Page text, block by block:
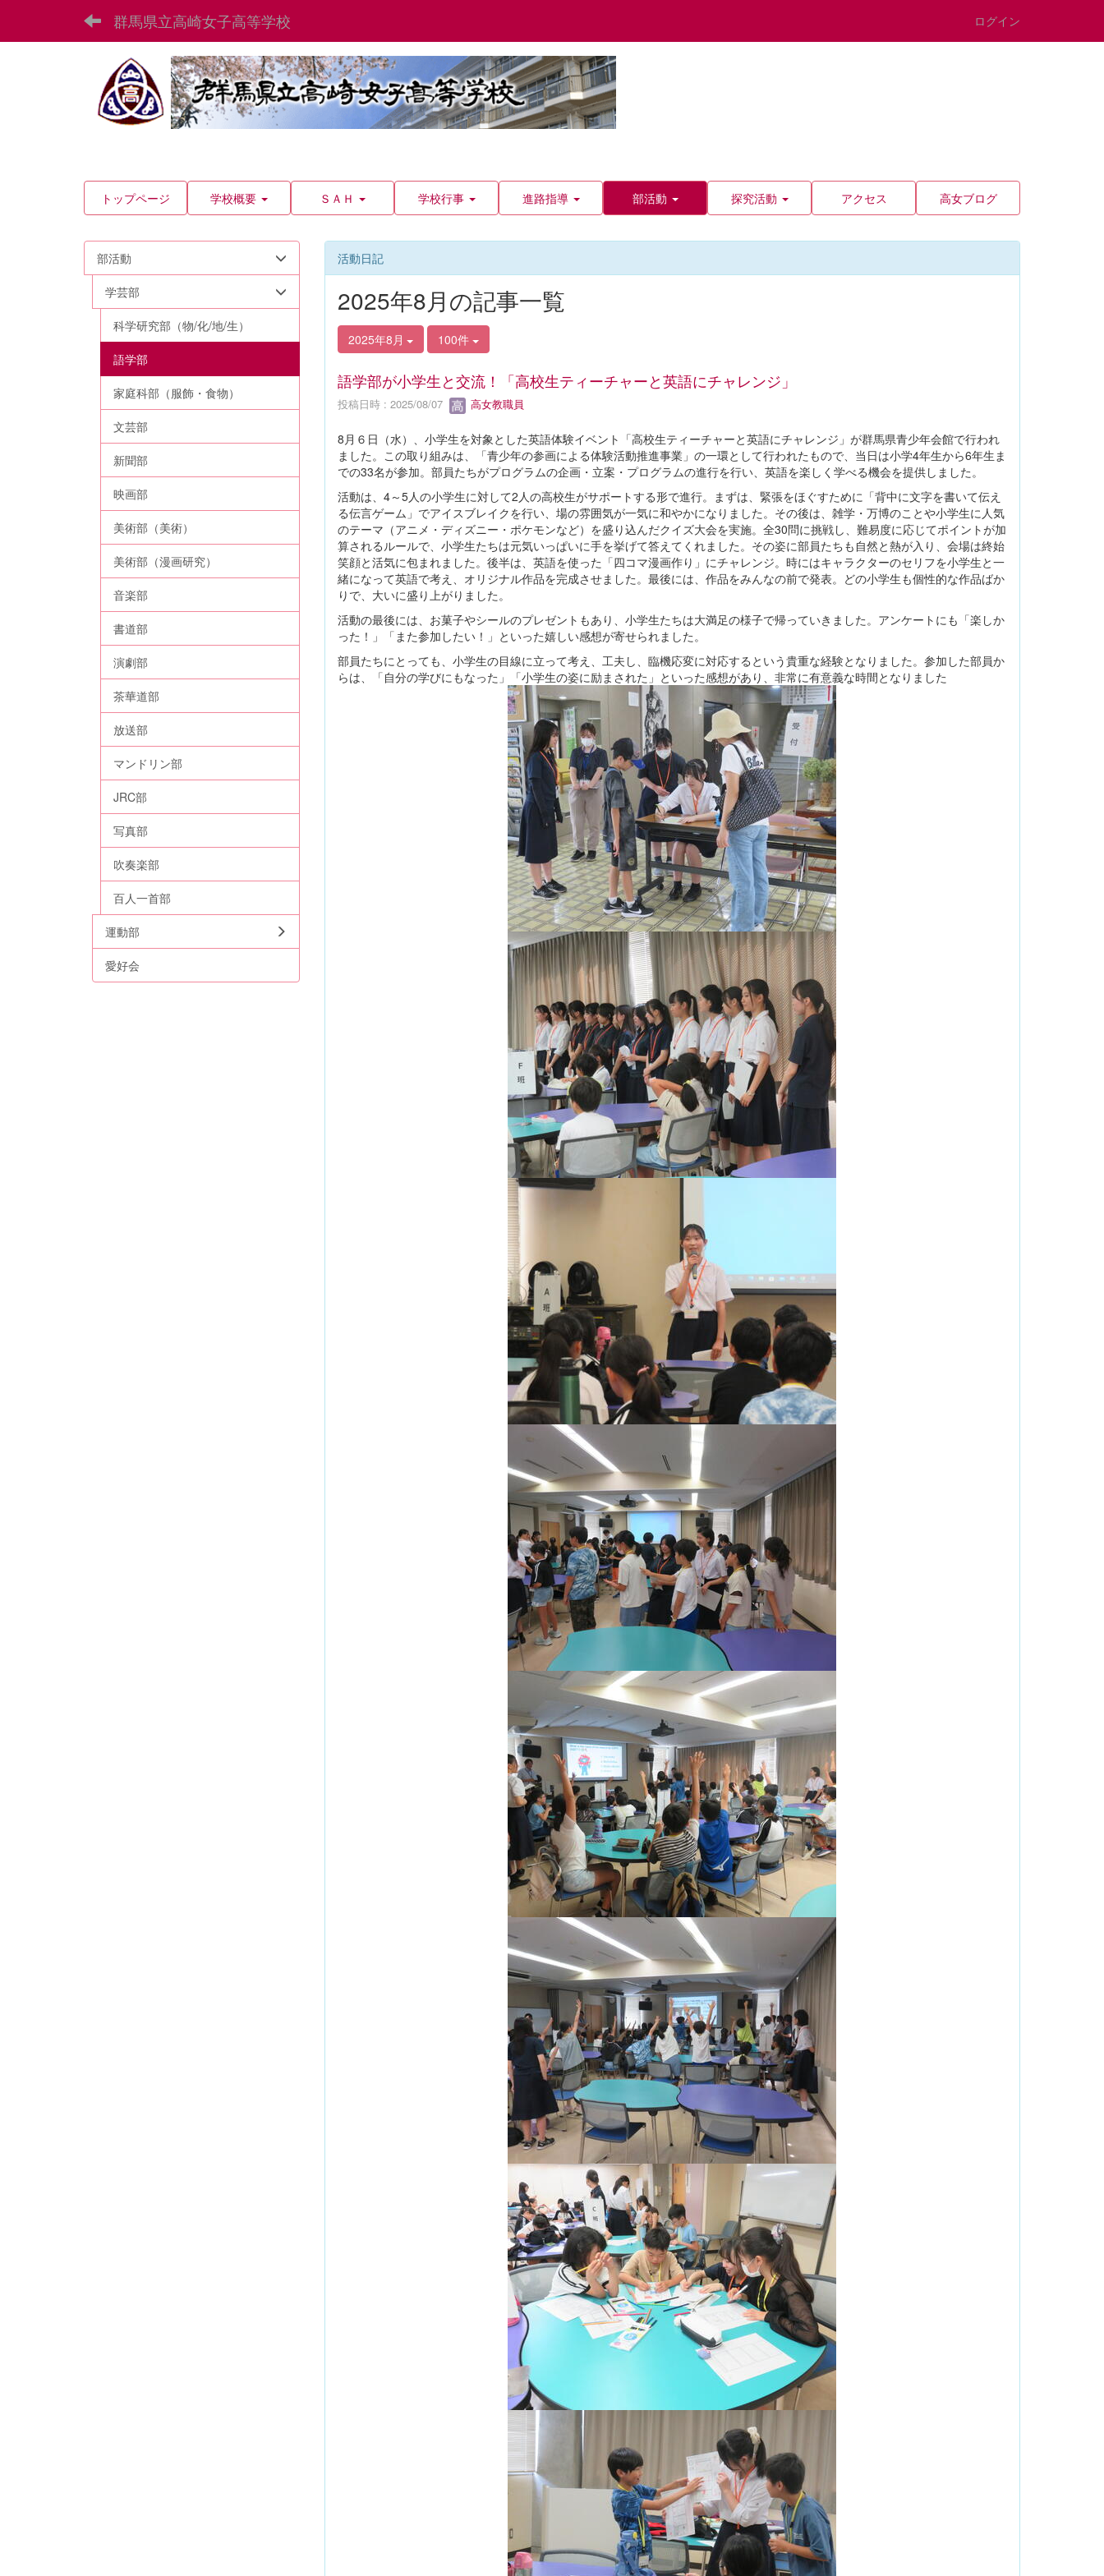
群馬県立高崎女子高等学校 ログイン
トップページ 学校概要 ＳＡＨ 学校行事 進路指導 部活動 探究活動 アクセス 高女ブログ
活動日記
2025年8月の記事一覧
2025年8月 100件
語学部が小学生と交流！「高校生ティーチャーと英語にチャレンジ」
投稿日時 : 2025/08/07 高女教職員
8月６日（水）、小学生を対象とした英語体験イベント「高校生ティーチャーと英語にチャレンジ」が群馬県青少年会館で行われ
ました。この取り組みは、「青少年の参画による体験活動推進事業」の一環として行われたもので、当日は小学4年生から6年生ま
での33名が参加。部員たちがプログラムの企画・立案・プログラムの進行を行い、英語を楽しく学べる機会を提供しました。
活動は、4～5人の小学生に対して2人の高校生がサポートする形で進行。まずは、緊張をほぐすために「背中に文字を書いて伝え
る伝言ゲーム」でアイスブレイクを行い、場の雰囲気が一気に和やかになりました。その後は、雑学・万博のことや小学生に人気
のテーマ（アニメ・ディズニー・ポケモンなど）を盛り込んだクイズ大会を実施。全30問に挑戦し、難易度に応じてポイントが加
算されるルールで、小学生たちは元気いっぱいに手を挙げて答えてくれました。その姿に部員たちも自然と熱が入り、会場は終始
笑顔と活気に包まれました。後半は、英語を使った「四コマ漫画作り」にチャレンジ。時にはキャラクターのセリフを小学生と一
緒になって英語で考え、オリジナル作品を完成させました。最後には、作品をみんなの前で発表。どの小学生も個性的な作品ばか
りで、大いに盛り上がりました。
活動の最後には、お菓子やシールのプレゼントもあり、小学生たちは大満足の様子で帰っていきました。アンケートにも「楽しか
った！」「また参加したい！」といった嬉しい感想が寄せられました。
部員たちにとっても、小学生の目線に立って考え、工夫し、臨機応変に対応するという貴重な経験となりました。参加した部員か
らは、「自分の学びにもなった」「小学生の姿に励まされた」といった感想があり、非常に有意義な時間となりました
部活動
学芸部
科学研究部（物/化/地/生）
語学部
家庭科部（服飾・食物）
文芸部
新聞部
映画部
美術部（美術）
美術部（漫画研究）
音楽部
書道部
演劇部
茶華道部
放送部
マンドリン部
JRC部
写真部
吹奏楽部
百人一首部
運動部
愛好会